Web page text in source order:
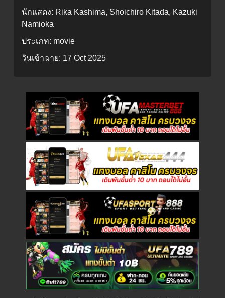
นักแสดง: Rika Kashima, Shoichiro Kitada, Kazuki
Namioka
ประเภท: movie
วันเข้าฉาย: 17 Oct 2025